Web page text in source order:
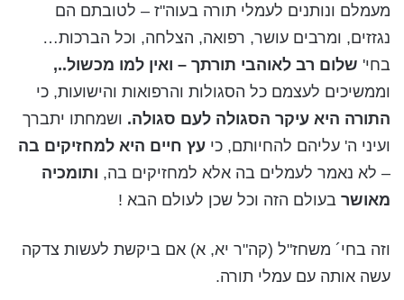
מעמלם ונותנים לעמלי תורה בעוה"ז – לטובתם הם
נגזזים, ומרבים עושר, רפואה, הצלחה, וכל הברכות…
בחי' שלום רב לאוהבי תורתך – ואין למו מכשול..,
וממשיכים לעצמם כל הסגולות והרפואות והישועות, כי
התורה היא עיקר הסגולה לעם סגולה. ושמחתו יתברך
ועיני ה' עליהם להחיותם, כי עץ חיים היא למחזיקים בה
– לא נאמר לעמלים בה אלא למחזיקים בה, ותומכיה
מאושר בעולם הזה וכל שכן לעולם הבא !
וזה בחי´ משחז"ל (קה"ר יא, א) אם ביקשת לעשות צדקה
עשה אותה עם עמלי תורה.